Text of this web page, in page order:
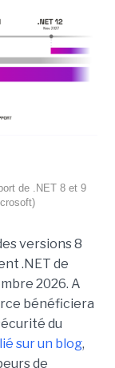
de .NET 8 et 9
versions 8
.NET de
2026. A
bénéficiera
du
sur un blog,
de